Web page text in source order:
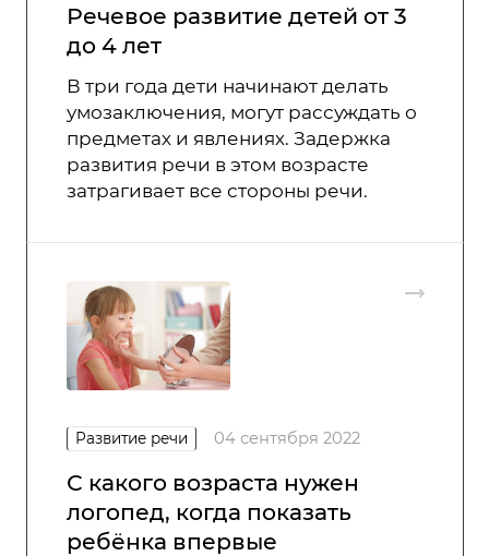
Речевое развитие детей от 3
до 4 лет
В три года дети начинают делать
умозаключения, могут рассуждать о
предметах и явлениях. Задержка
развития речи в этом возрасте
затрагивает все стороны речи.
Развитие речи 04 сентября 2022
С какого возраста нужен
логопед, когда показать
ребёнка впервые